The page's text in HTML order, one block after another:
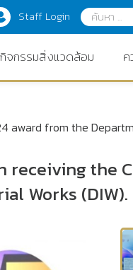
Staff Login
กิจกรรมสิ่งแวดล้อม
award from the
the
Works (DIW).